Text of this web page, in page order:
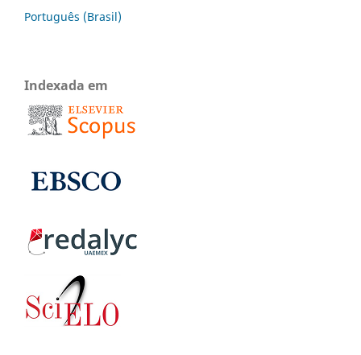
Português (Brasil)
Indexada em